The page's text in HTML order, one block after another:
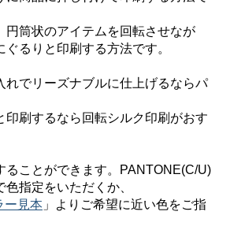
円筒状のアイテムを回転させなが
るりと印刷する方法です。
れでリーズナブルに仕上げるならパ
印刷するなら回転シルク印刷がおす
ることができます。PANTONE(C/U)
指定をいただくか、
ー見本 」よりご希望に近い色をご指